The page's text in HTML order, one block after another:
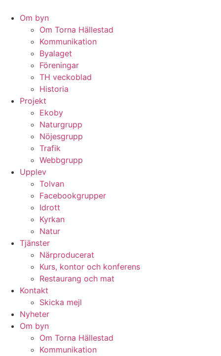
Om byn
Om Torna Hällestad
Kommunikation
Byalaget
Föreningar
TH veckoblad
Historia
Projekt
Ekoby
Naturgrupp
Nöjesgrupp
Trafik
Webbgrupp
Upplev
Tolvan
Facebookgrupper
Idrott
Kyrkan
Natur
Tjänster
Närproducerat
Kurs, kontor och konferens
Restaurang och mat
Kontakt
Skicka mejl
Nyheter
Om byn
Om Torna Hällestad
Kommunikation